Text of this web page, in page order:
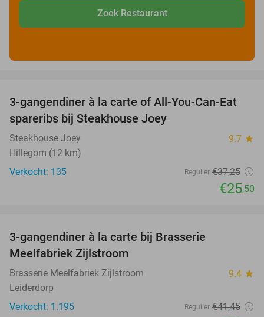
Zoek Restaurant
32%
3-gangendiner à la carte of All-You-Can-Eat
spareribs bij Steakhouse Joey
Steakhouse Joey 9.7 star
Hillegom (12 km)
Verkocht: 135
Regulier €37,25
€25,50
3-gangendiner à la carte bij Brasserie
Meelfabriek Zijlstroom
Brasserie Meelfabriek Zijlstroom 9.4 star
Leiderdorp
Verkocht: 1.195
Regulier €41,45